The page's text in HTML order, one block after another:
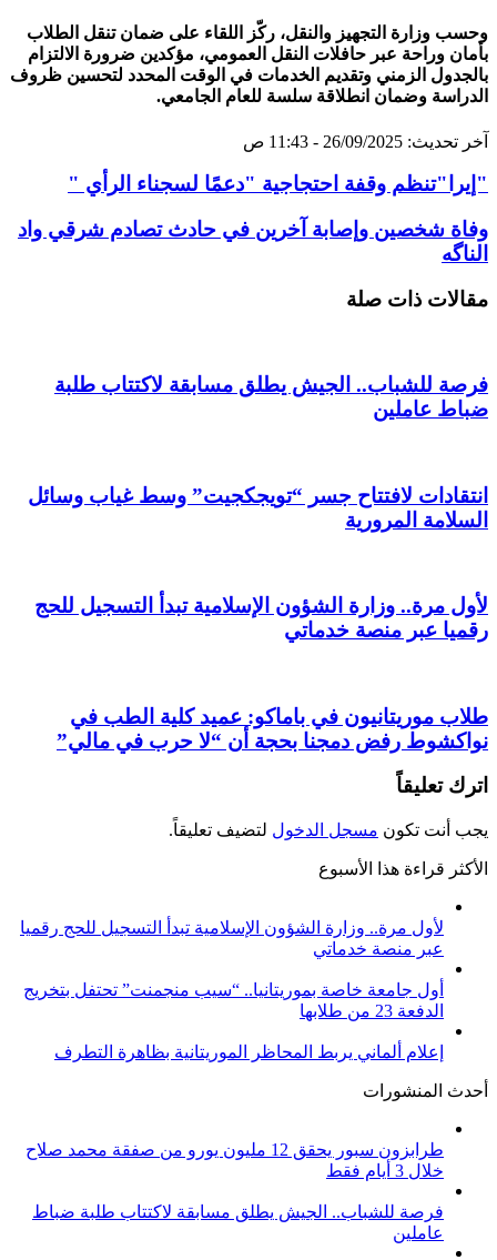
وحسب وزارة التجهيز والنقل، ركّز اللقاء على ضمان تنقل الطلاب
بأمان وراحة عبر حافلات النقل العمومي، مؤكدين ضرورة الالتزام
بالجدول الزمني وتقديم الخدمات في الوقت المحدد لتحسين ظروف
الدراسة وضمان انطلاقة سلسة للعام الجامعي.
آخر تحديث: 26/09/2025 - 11:43 ص
"إيرا"تنظم وقفة احتجاجية "دعمًا لسجناء الرأي "
وفاة شخصين وإصابة آخرين في حادث تصادم شرقي واد
الناگه
مقالات ذات صلة
فرصة للشباب.. الجيش يطلق مسابقة لاكتتاب طلبة
ضباط عاملين
انتقادات لافتتاح جسر “تويجكجيت” وسط غياب وسائل
السلامة المرورية
لأول مرة.. وزارة الشؤون الإسلامية تبدأ التسجيل للحج
رقميا عبر منصة خدماتي
طلاب موريتانيون في باماكو: عميد كلية الطب في
نواكشوط رفض دمجنا بحجة أن “لا حرب في مالي”
اترك تعليقاً
يجب أنت تكون مسجل الدخول لتضيف تعليقاً.
الأكثر قراءة هذا الأسبوع
لأول مرة.. وزارة الشؤون الإسلامية تبدأ التسجيل للحج رقميا
عبر منصة خدماتي
أول جامعة خاصة بموريتانيا.. “سيب منجمنت” تحتفل بتخريج
الدفعة 23 من طلابها
إعلام ألماني يربط المحاظر الموريتانية بظاهرة التطرف
أحدث المنشورات
طرابزون سبور يحقق 12 مليون يورو من صفقة محمد صلاح
خلال 3 أيام فقط
فرصة للشباب.. الجيش يطلق مسابقة لاكتتاب طلبة ضباط
عاملين